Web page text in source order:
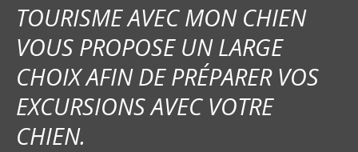
TOURISME AVEC MON CHIEN
VOUS PROPOSE UN LARGE
CHOIX AFIN DE PRÉPARER VOS
EXCURSIONS AVEC VOTRE
CHIEN.